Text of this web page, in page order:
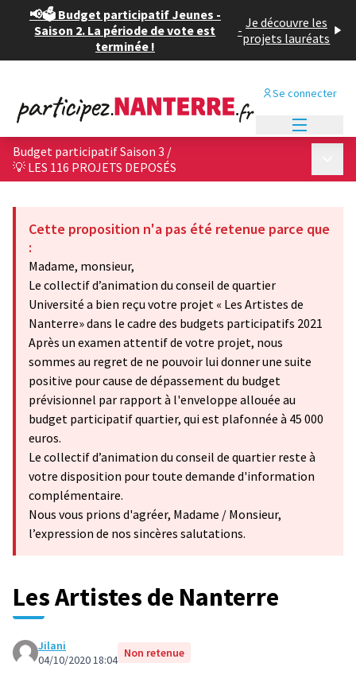
📢🗳️ Budget participatif Jeunes -
Saison 2. La période de vote est
terminée !
- Je découvre les
projets lauréats
Se connecter
Budget participatif Saison 3 /
💡 LES 116 PROJETS DEPOSÉS
Cette proposition n'a pas été retenue parce que
:
Madame, monsieur,
Le collectif d’animation du conseil de quartier
Université a bien reçu votre projet « Les Artistes de
Nanterre» dans le cadre des budgets participatifs 2021
Après un examen attentif de votre projet, nous
sommes au regret de ne pouvoir lui donner une suite
positive pour cause de dépassement du budget
prévisionnel par rapport à l'enveloppe allouée au
budget participatif quartier, qui est plafonnée à 45 000
euros.
Le collectif d’animation du conseil de quartier reste à
votre disposition pour toute demande d'information
complémentaire.
Nous vous prions d'agréer, Madame / Monsieur,
l’expression de nos sincères salutations.
Les Artistes de Nanterre
Jilani
04/10/2020 18:04 Non retenue